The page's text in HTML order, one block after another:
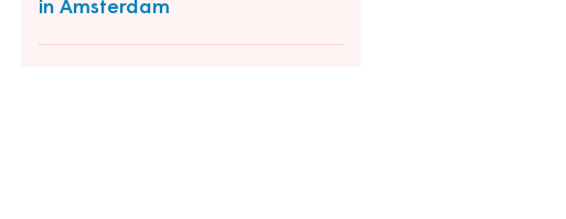
in Amsterdam